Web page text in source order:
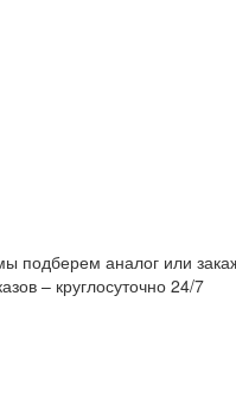
аналог или
– круглосуточно 24/7